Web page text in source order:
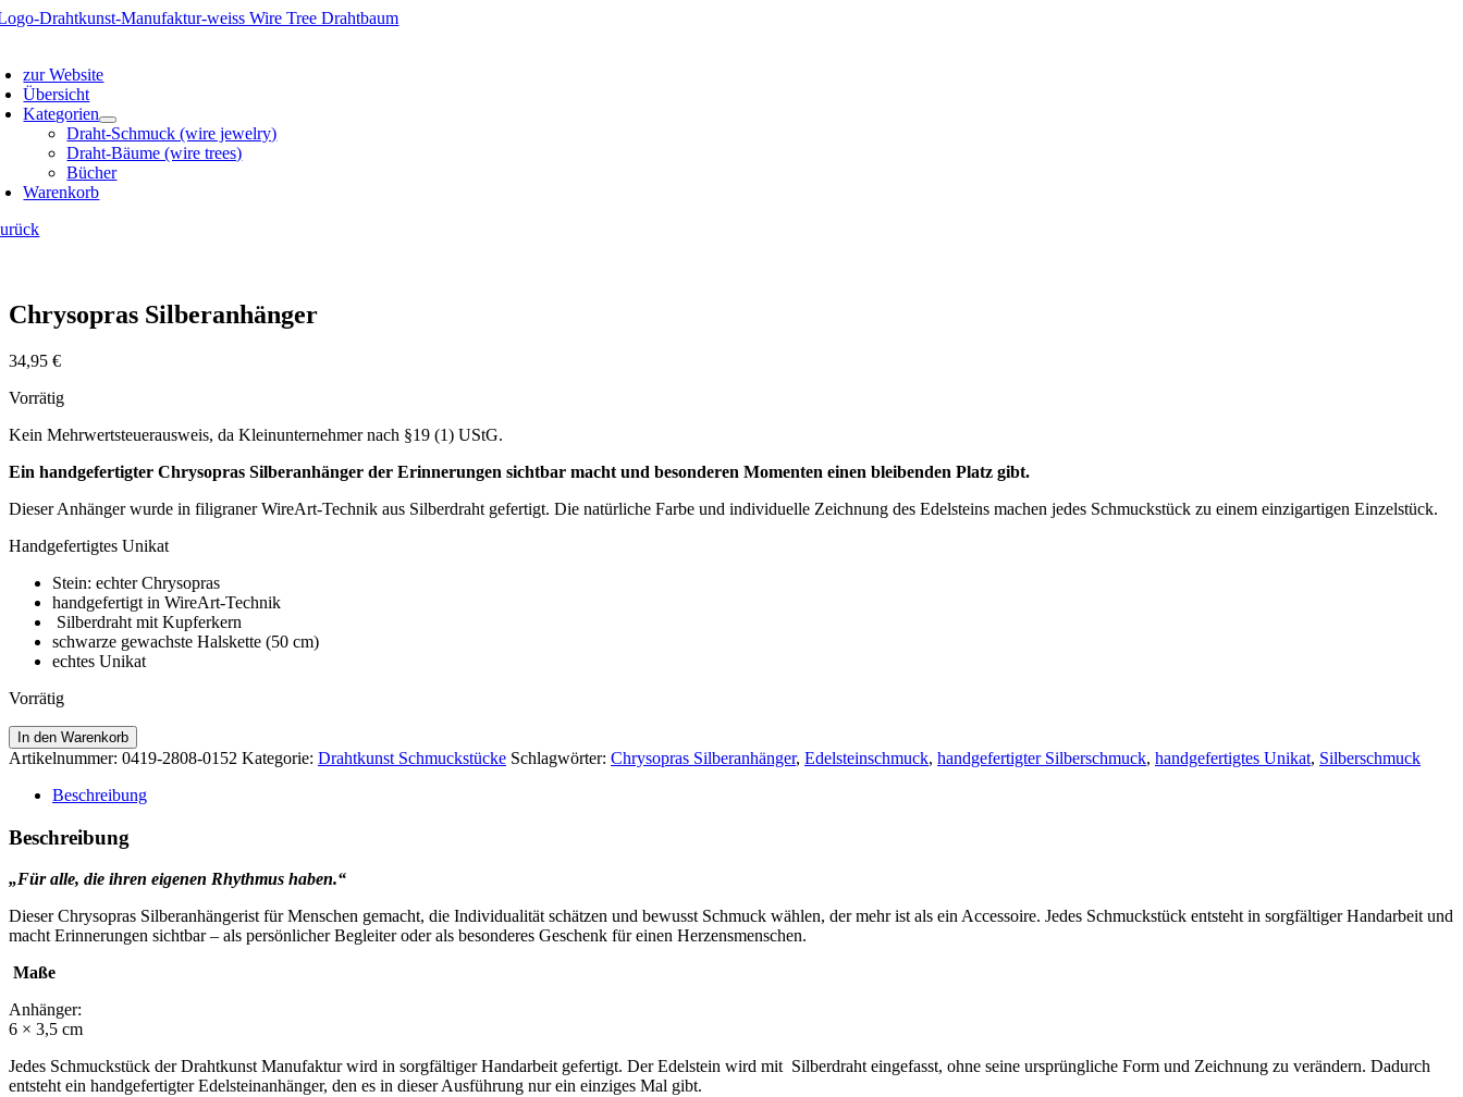
Zum
zur Website
Übersicht
Kategorien
Draht-Schmuck (wire jewelry)
Draht-Bäume (wire trees)
Bücher
Warenkorb
Chrysopras Silberanhänger
34,95 €
Vorrätig
Kein Mehrwertsteuerausweis, da Kleinunternehmer nach §19 (1) UStG.
Ein handgefertigter Chrysopras Silberanhänger der Erinnerungen sichtbar macht und besonderen Momenten einen bleibenden Platz gibt.
Dieser Anhänger wurde in filigraner WireArt-Technik aus Silberdraht gefertigt. Die natürliche Farbe und individuelle Zeichnung des Edelsteins machen jedes Schmuckstück zu einem einzigartigen Einzelstück.
Handgefertigtes Unikat
Stein: echter Chrysopras
handgefertigt in WireArt-Technik
Silberdraht mit Kupferkern
schwarze gewachste Halskette (50 cm)
echtes Unikat
Vorrätig
Chrysopras
Silberanhänger
In den Warenkorb
Artikelnummer: 0419-2808-0152 Kategorie: Drahtkunst Schmuckstücke Schlagwörter: Chrysopras Silberanhänger, Edelsteinschmuck, handgefertigter Silberschmuck, handgefertigtes Unikat, Silberschmuck
Beschreibung
Beschreibung
„Für alle, die ihren eigenen Rhythmus haben.“
Dieser Chrysopras Silberanhängerist für Menschen gemacht, die Individualität schätzen und bewusst Schmuck wählen, der mehr ist als ein Accessoire. Jedes Schmuckstück entsteht in sorgfältiger Handarbeit und
macht Erinnerungen sichtbar – als persönlicher Begleiter oder als besonderes Geschenk für einen Herzensmenschen.
Maße
Anhänger:
6 × 3,5 cm
Jedes Schmuckstück der Drahtkunst Manufaktur wird in sorgfältiger Handarbeit gefertigt. Der Edelstein wird mit Silberdraht eingefasst, ohne seine ursprüngliche Form und Zeichnung zu verändern. Dadurch
entsteht ein handgefertigter Edelsteinanhänger, den es in dieser Ausführung nur ein einziges Mal gibt.